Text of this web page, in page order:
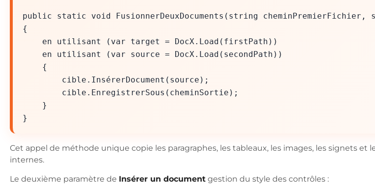
public static void FusionnerDeuxDocuments(string
{
en utilisant (var target = DocX.Load(firstPath))
en utilisant (var source = DocX.Load(secondPath))
{
cible.InsérerDocument(source);
cible.EnregistrerSous(cheminSortie);
}
}
Cet appel de méthode unique copie les paragraphes, les tableaux, les images, les signets
internes.
Le deuxième paramètre de Insérer un document gestion du style des contrôles :